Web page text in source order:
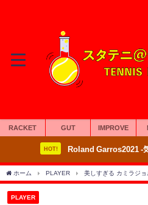
RACKET GUT IMPROVE
HOT! Roland Garros2021 -
ホーム PLAYER 美しすぎる カミラジ
PLAYER